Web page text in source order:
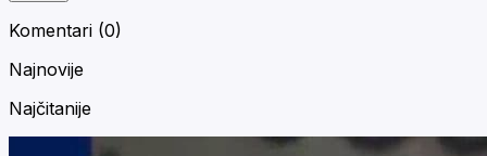
Komentari (0)
Najnovije
Najčitanije